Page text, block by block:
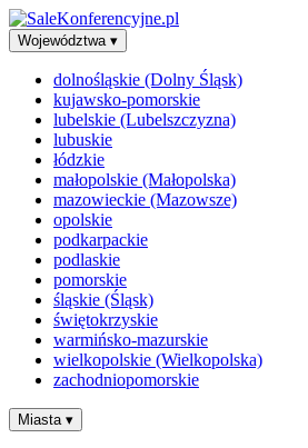
Województwa ▾
dolnośląskie (Dolny Śląsk)
kujawsko-pomorskie
lubelskie (Lubelszczyzna)
lubuskie
łódzkie
małopolskie (Małopolska)
mazowieckie (Mazowsze)
opolskie
podkarpackie
podlaskie
pomorskie
śląskie (Śląsk)
świętokrzyskie
warmińsko-mazurskie
wielkopolskie (Wielkopolska)
zachodniopomorskie
Miasta ▾